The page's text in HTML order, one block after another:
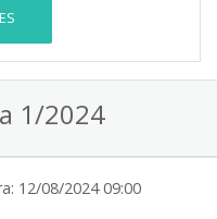
1/2024
12/08/2024 09:00